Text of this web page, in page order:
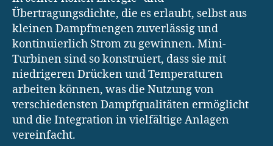
Übertragungsdichte, die es erlaubt, selbst aus
kleinen Dampfmengen zuverlässig und
kontinuierlich Strom zu gewinnen. Mini-
Turbinen sind so konstruiert, dass sie mit
niedrigeren Drücken und Temperaturen
arbeiten können, was die Nutzung von
verschiedensten Dampfqualitäten ermöglicht
und die Integration in vielfältige Anlagen
vereinfacht.